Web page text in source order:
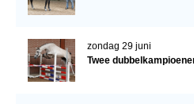
zondag 29 juni
Twee